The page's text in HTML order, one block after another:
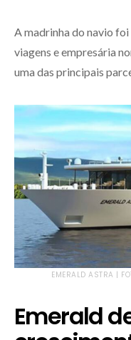
A madrinha do navio foi
viagens e empresária
uma das principais
EMERALD ASTRA |
Emerald